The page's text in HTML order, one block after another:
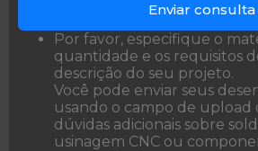
Enviar consulta
Por favor, especifique o
quantidade e os requisitos
descrição do seu projeto.
Você pode enviar seus
usando o campo de upload
dúvidas adicionais sobre
usinagem CNC ou